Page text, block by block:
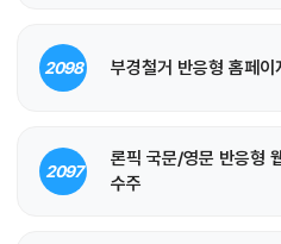
2098 부경철거 반응형 홈페이
2097
론픽 국문/영문 반응형
수주